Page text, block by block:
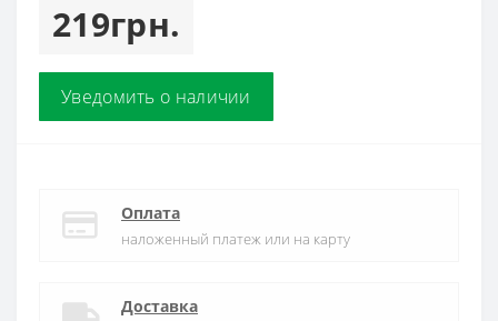
219грн.
Уведомить о наличии
Оплата
наложенный платеж или на карту
Доставка